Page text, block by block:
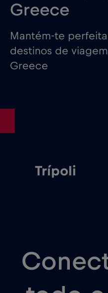
Greece
Mantém-te
destinos de
Greece
Trípoli